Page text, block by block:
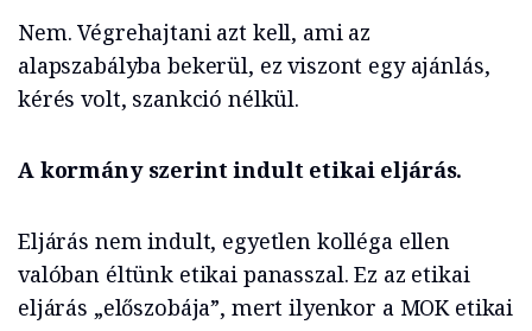
Nem. Végrehajtani azt kell, ami az
alapszabályba bekerül, ez viszont egy ajánlás,
kérés volt, szankció nélkül.
A kormány szerint indult etikai eljárás.
Eljárás nem indult, egyetlen kolléga ellen
valóban éltünk etikai panasszal. Ez az etikai
eljárás „előszobája”, mert ilyenkor a MOK etikai